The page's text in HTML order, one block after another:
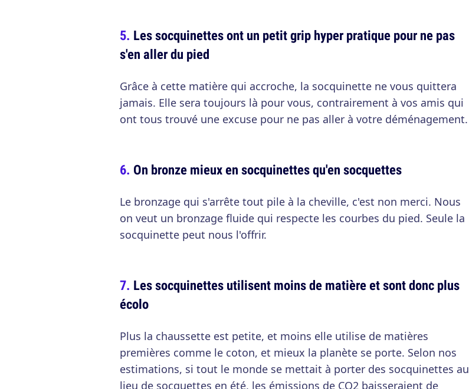
Les socquinettes ont un petit grip hyper pratique pour ne pas
s'en aller du pied
Grâce à cette matière qui accroche, la socquinette ne vous quittera
jamais. Elle sera toujours là pour vous, contrairement à vos amis qui
ont tous trouvé une excuse pour ne pas aller à votre déménagement.
On bronze mieux en socquinettes qu'en socquettes
Le bronzage qui s'arrête tout pile à la cheville, c'est non merci. Nous
on veut un bronzage fluide qui respecte les courbes du pied. Seule la
socquinette peut nous l'offrir.
Les socquinettes utilisent moins de matière et sont donc plus
écolo
Plus la chaussette est petite, et moins elle utilise de matières
premières comme le coton, et mieux la planète se porte. Selon nos
estimations, si tout le monde se mettait à porter des socquinettes au
lieu de socquettes en été, les émissions de CO2 baisseraient de